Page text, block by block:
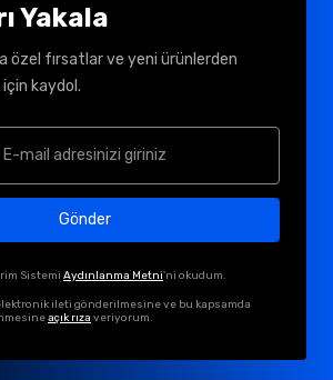
Yakala
özel fırsatlar ve yeni ürünlerden
kaydol.
Gönder
Sistemi Aydınlanma Metni'ni okudum.
ileti gönderilmesine ve bu kapsamda
açık rıza veriyorum.